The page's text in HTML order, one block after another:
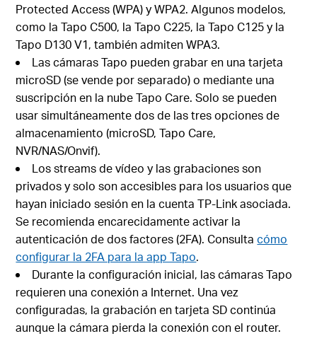
Protected Access (WPA) y WPA2. Algunos modelos,
como la Tapo C500, la Tapo C225, la Tapo C125 y la
Tapo D130 V1, también admiten WPA3.
Las cámaras Tapo pueden grabar en una tarjeta
microSD (se vende por separado) o mediante una
suscripción en la nube Tapo Care. Solo se pueden
usar simultáneamente dos de las tres opciones de
almacenamiento (microSD, Tapo Care,
NVR/NAS/Onvif).
Los streams de vídeo y las grabaciones son
privados y solo son accesibles para los usuarios que
hayan iniciado sesión en la cuenta TP-Link asociada.
Se recomienda encarecidamente activar la
autenticación de dos factores (2FA). Consultacómo
configurar la 2FA para la app Tapo.
Durante la configuración inicial, las cámaras Tapo
requieren una conexión a Internet. Una vez
configuradas, la grabación en tarjeta SD continúa
aunque la cámara pierda la conexión con el router.